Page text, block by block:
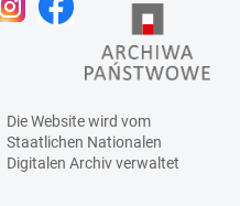
Die Website wird vom
Staatlichen Nationalen
Digitalen Archivverwaltet